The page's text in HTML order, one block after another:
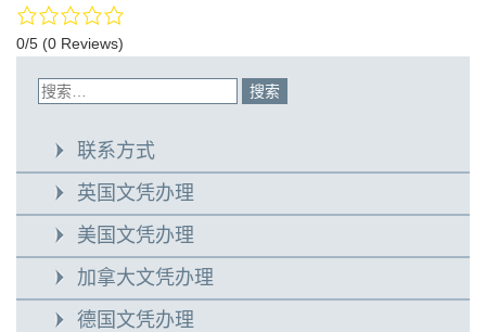
0/5 (0 Reviews)
联系方式
英国文凭办理
美国文凭办理
加拿大文凭办理
德国文凭办理